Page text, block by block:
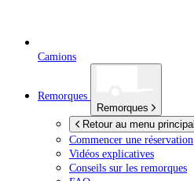
Camions
Remorques
Remorques
Retour au menu principal
Commencer une réservation
Vidéos explicatives
Conseils sur les remorques